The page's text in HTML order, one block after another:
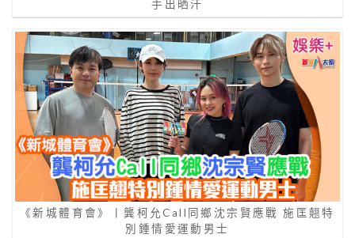
手出晒汗
《新城體育會》丨龔柯允Call同鄉沈宗賢應戰 施匡翹特
別鍾情愛運動男士